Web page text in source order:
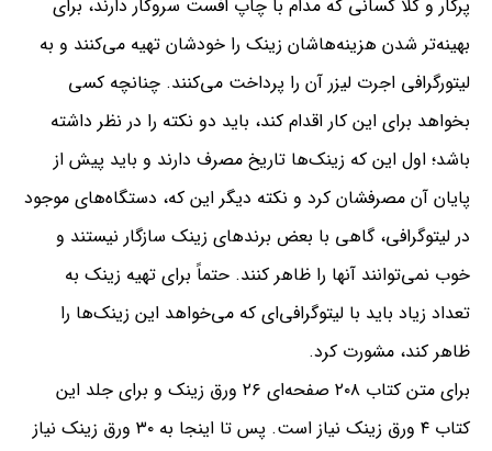
پرکار و کلاً کسانی که مدام با چاپ افست سروکار دارند،‌ برای
بهینه‌تر شدن هزینه‌هاشان زینک را خودشان تهیه می‌کنند و به
لیتورگرافی اجرت لیزر آن را پرداخت می‌کنند. چنانچه کسی
بخواهد برای این کار اقدام کند،‌ باید دو نکته را در نظر داشته
باشد؛ اول این که زینک‌ها تاریخ مصرف دارند و باید پیش از
پایان آن مصرفشان کرد و نکته دیگر این که، دستگاه‌های موجود
در لیتوگرافی، گاهی با بعض برندهای زینک سازگار نیستند و
خوب نمی‌توانند آنها را ظاهر کنند. حتماً برای تهیه زینک به
تعداد زیاد باید با لیتوگرافی‌ای که می‌خواهد این زینک‌ها را
ظاهر کند، مشورت کرد.
برای متن کتاب ۲۰۸ صفحه‌ای ۲۶ ورق زینک و برای جلد این
کتاب ۴ ورق زینک نیاز است. پس تا اینجا به ۳۰ ورق زینک نیاز